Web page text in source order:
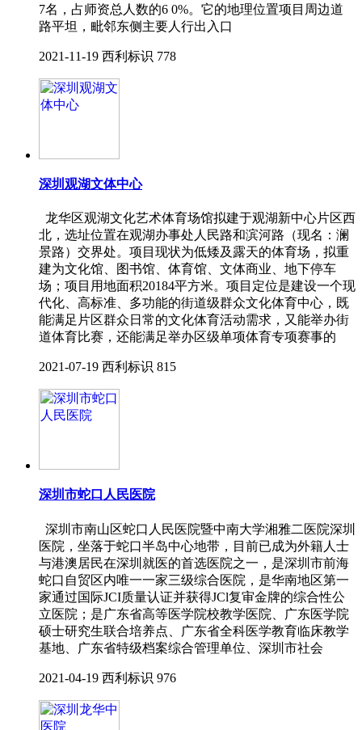
7名，占师资总人数的6 0%。它的地理位置项目周边道
路平坦，毗邻东侧主要人行出入口
2021-11-19 西利标识 778
深圳观湖文体中心
龙华区观湖文化艺术体育场馆拟建于观湖新中心片区西
北，选址位置在观湖办事处人民路和滨河路（现名：澜
景路）交界处。项目现状为低矮及露天的体育场，拟重
建为文化馆、图书馆、体育馆、文体商业、地下停车
场；项目用地面积20184平方米。项目定位是建设一个现
代化、高标准、多功能的街道级群众文化体育中心，既
能满足片区群众日常的文化体育活动需求，又能举办街
道体育比赛，还能满足举办区级单项体育专项赛事的
2021-07-19 西利标识 815
深圳市蛇口人民医院
深圳市南山区蛇口人民医院暨中南大学湘雅二医院深圳
医院，坐落于蛇口半岛中心地带，目前已成为外籍人士
与港澳居民在深圳就医的首选医院之一，是深圳市前海
蛇口自贸区内唯一一家三级综合医院，是华南地区第一
家通过国际JCI质量认证并获得JCl复审金牌的综合性公
立医院；是广东省高等医学院校教学医院、广东医学院
硕士研究生联合培养点、广东省全科医学教育临床教学
基地、广东省特级档案综合管理单位、深圳市社会
2021-04-19 西利标识 976